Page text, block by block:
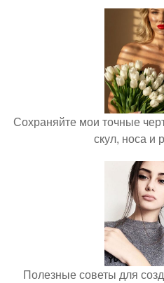
Сохраняйте мои точные
скул, носа и
Полезные советы для